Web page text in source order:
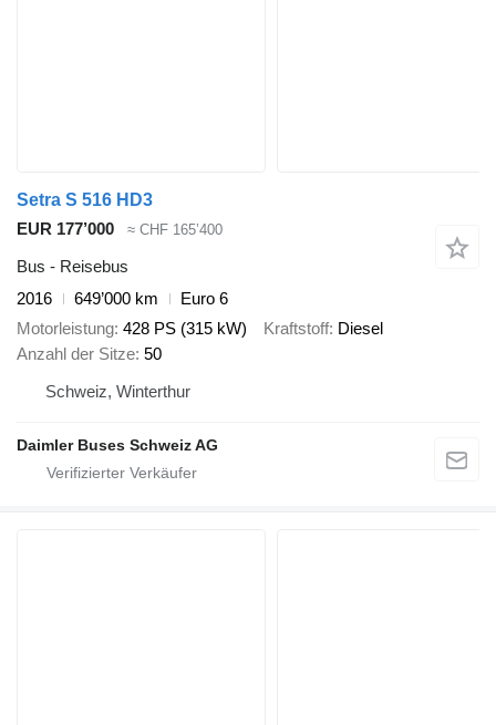
Setra S 516 HD3
EUR 177’000
≈ CHF 165’400
Bus - Reisebus
2016
649’000 km
Euro 6
Motorleistung 428 PS (315 kW) Kraftstoff Diesel
Anzahl der Sitze 50
Schweiz, Winterthur
Daimler Buses Schweiz AG